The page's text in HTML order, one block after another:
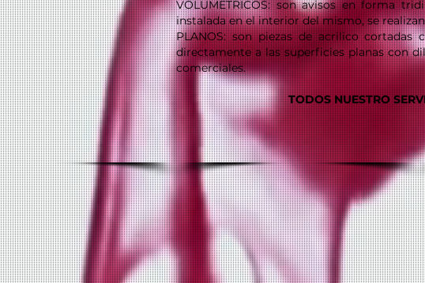
VOLUMETRICOS: son avisos en forma
instalada en el interior del mismo, se
PLANOS: son piezas de acrilico
directamente a las superficies planas con
comerciales.
TODOS NUESTRO